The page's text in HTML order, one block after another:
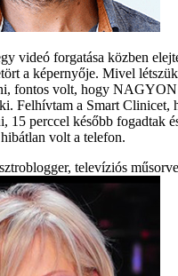
videó forgatása közben
a képernyője. Mivel
fontos volt, hogy NAGYON
Felhívtam a Smart Clinicet,
15 perccel később fogadtak
volt a telefon.
televíziós